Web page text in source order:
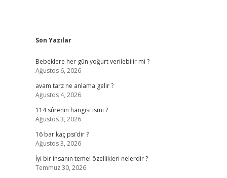
Sidebar
Son Yazılar
Bebeklere her gün yoğurt verilebilir mi ?
Ağustos 6, 2026
avam tarz ne anlama gelir ?
Ağustos 4, 2026
114 sûrenin hangisi ismi ?
Ağustos 3, 2026
16 bar kaç psi’dir ?
Ağustos 3, 2026
İyi bir insanın temel özellikleri nelerdir ?
Temmuz 30, 2026